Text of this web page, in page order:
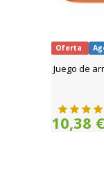
Oferta
Juego de
10,38 €